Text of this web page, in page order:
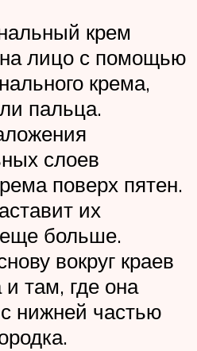
крем
лицо с помощью
крема,
пальца.
слоев
поверх пятен.
их
больше.
вокруг краев
там, где она
нижней частью